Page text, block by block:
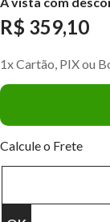
R$ 359,10
1x Cartão, PIX ou
Calcule o Frete